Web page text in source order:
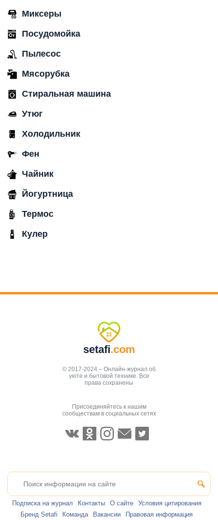
Миксеры
Посудомойка
Пылесос
Мясорубка
Стиральная машина
Утюг
Холодильник
Фен
Чайник
Йогуртница
Термос
Кулер
setafi.com
© 2017-2024 – Онлайн-журнал об
уюте и бытовой технике. Все
права сохранены
Присоединяйтесь к нашим
сообществам в социальных сетях
Подписка на журнал Контакты О сайте
Условия цитирования
Бренд Setafi
Команда Вакансии Правовая информация